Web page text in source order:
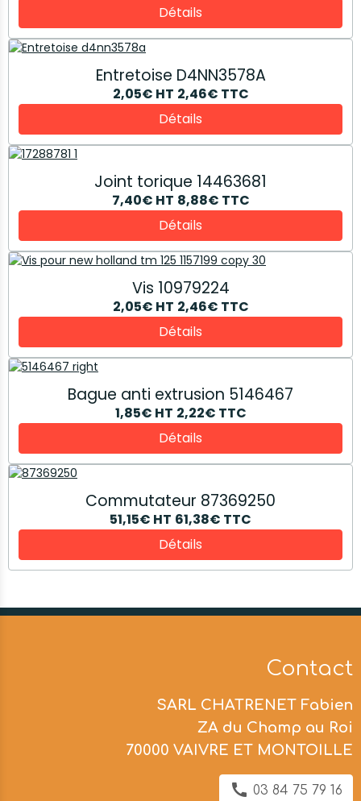
Détails
Entretoise D4NN3578A
2,05€ HT 2,46€ TTC
Détails
Joint torique 14463681
7,40€ HT 8,88€ TTC
Détails
Vis 10979224
2,05€ HT 2,46€ TTC
Détails
Bague anti extrusion 5146467
1,85€ HT 2,22€ TTC
Détails
Commutateur 87369250
51,15€ HT 61,38€ TTC
Détails
Contact
SARL CHATRENET Fabien
ZA du Champ au Roi
70000 VAIVRE ET MONTOILLE
03 84 75 79 16